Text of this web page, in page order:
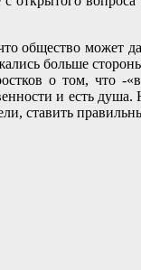
общество может
больше
о том, что
и есть
ставить